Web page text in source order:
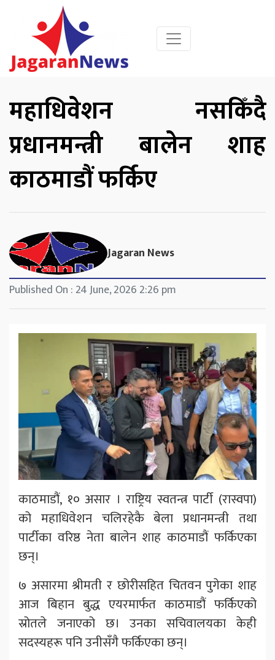
महाधिवेशन नसकिँदै
प्रधानमन्त्री बालेन शाह
काठमाडौं फर्किए
Jagaran News
Published On : 24 June, 2026 2:26 pm
काठमाडौं, १० असार । राष्ट्रिय स्वतन्त्र पार्टी (रास्वपा)
को महाधिवेशन चलिरहेकै बेला प्रधानमन्त्री तथा
पार्टीका वरिष्ठ नेता बालेन शाह काठमाडौं फर्किएका
छन्।
७ असारमा श्रीमती र छोरीसहित चितवन पुगेका शाह
आज बिहान बुद्ध एयरमार्फत काठमाडौं फर्किएको
स्रोतले जनाएको छ। उनका सचिवालयका केही
सदस्यहरू पनि उनीसँगै फर्किएका छन्।